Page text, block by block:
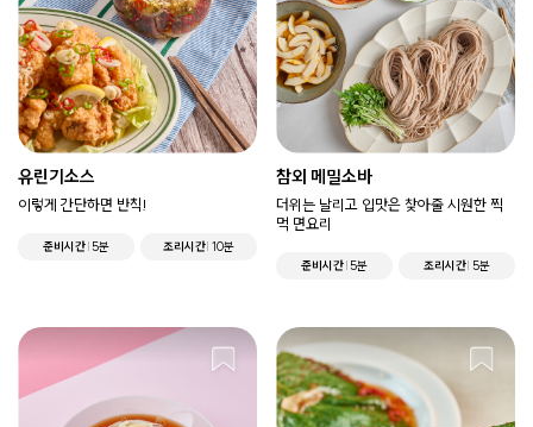
유린기소스
이렇게 간단하면 반칙!
준비시간 5분 조리시간 10분
참외 메밀소바
더위는 날리고 입맛은 찾아줄 시원한 찍
먹 면요리
준비시간 5분 조리시간 5분